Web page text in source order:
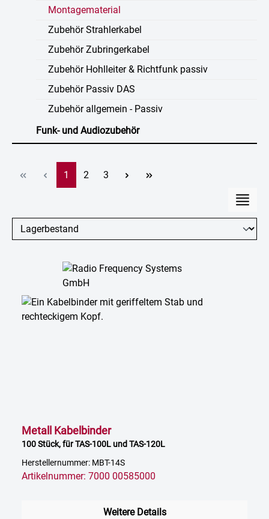
Montagematerial
Zubehör Strahlerkabel
Zubehör Zubringerkabel
Zubehör Hohlleiter & Richtfunk passiv
Zubehör Passiv DAS
Zubehör allgemein - Passiv
Funk- und Audiozubehör
Seite
1 Seite
2 Seite
3
Metall Kabelbinder
100 Stück, für TAS-100L und TAS-120L
Herstellernummer: MBT-14S
Artikelnummer: 7000 00585000
Weitere Details